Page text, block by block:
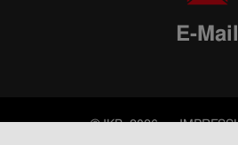
E-Mail
© IKB, 2026